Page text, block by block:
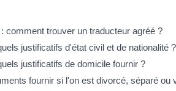
comment trouver un traducteur agréé ?
justificatifs d'état civil et de nationalité ?
justificatifs de domicile fournir ?
fournir si l'on est divorcé, séparé ou